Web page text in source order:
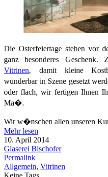
Die Osterfeiertage stehen
ganz besonderes
Vitrinen, damit kleine
wunderbar in Szene gesetzt
oder flach, wir fertigen Ihnen
Ma�.
Wir w�nschen allen unseren
Mehr lesen
10. April 2014
Glaserei Bischofer
Permalink
Allgemein, Vitrinen
Keine Tags